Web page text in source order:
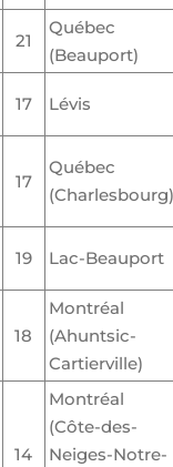
21
Québec
(Beauport)
17 Lévis
17
Québec
(Charlesbourg)
19 Lac-Beauport
18
Montréal
(Ahuntsic-
Cartierville)
14
Montréal
(Côte-des-
Neiges-Notre-